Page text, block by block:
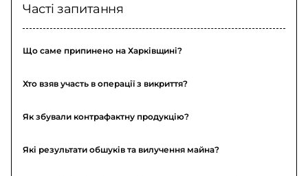
Часті запитання
Що саме припинено на Харківщині?
Хто взяв участь в операції з викриття?
Як збували контрафактну продукцію?
Які результати обшуків та вилучення майна?